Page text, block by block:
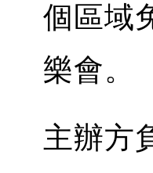
個區域
樂會。
主辦方